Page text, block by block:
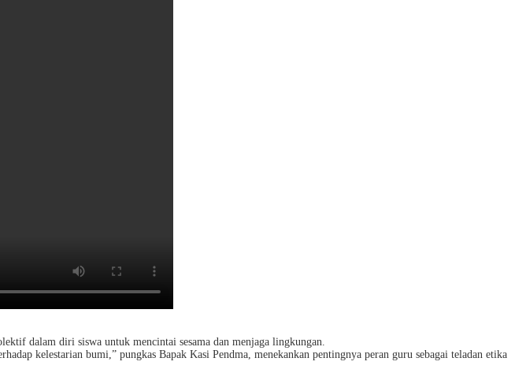
dalam diri siswa untuk mencintai sesama dan menjaga lingkungan.
kelestarian bumi,” pungkas Bapak Kasi Pendma, menekankan pentingnya peran guru sebagai teladan etika